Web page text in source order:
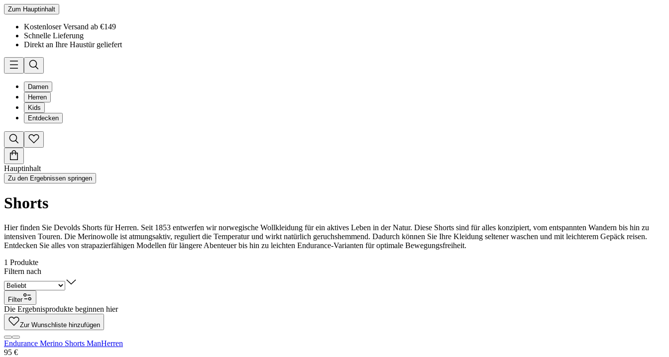
Zum Hauptinhalt
Kostenloser Versand ab €149
Schnelle Lieferung
Direkt an Ihre Haustür geliefert
Damen
Herren
Kids
Entdecken
Hauptinhalt
Zu den Ergebnissen springen
Shorts
Hier finden Sie Devolds Shorts für Herren. Seit 1853 entwerfen wir norwegische Wollkleidung für ein aktives Leben in der Natur. Diese Shorts sind für alles konzipiert, vom entspannten Wandern bis hin zu
intensiven Touren. Die Merinowolle ist atmungsaktiv, reguliert die Temperatur und wirkt natürlich geruchshemmend. Dadurch können Sie Ihre Kleidung seltener waschen und mit leichterem Gepäck reisen.
Entdecken Sie alles von strapazierfähigen Modellen für längere Abenteuer bis hin zu leichten Endurance-Varianten für optimale Bewegungsfreiheit.
1 Produkte
Filtern nach
Filter
Die Ergebnisprodukte beginnen hier
Zur Wunschliste hinzufügen
Endurance Merino Shorts ManHerren
95 €